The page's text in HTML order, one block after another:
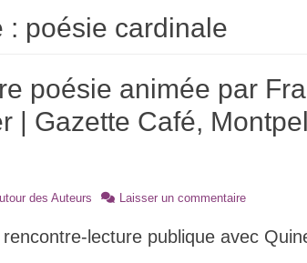
: poésie cardinale
poésie animée par
| Gazette Café,
des Auteurs Laisser un commentaire
rencontre-lecture publique avec